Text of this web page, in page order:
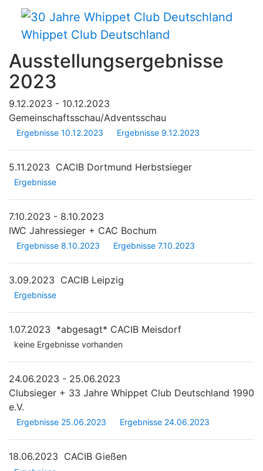
Whippet Club Deutschland
Ausstellungsergebnisse
2023
9.12.2023 - 10.12.2023
Gemeinschaftsschau/Adventsschau
Ergebnisse 10.12.2023 Ergebnisse 9.12.2023
5.11.2023 CACIB Dortmund Herbstsieger
Ergebnisse
7.10.2023 - 8.10.2023
IWC Jahressieger + CAC Bochum
Ergebnisse 8.10.2023 Ergebnisse 7.10.2023
3.09.2023 CACIB Leipzig
Ergebnisse
1.07.2023 *abgesagt* CACIB Meisdorf
keine Ergebnisse vorhanden
24.06.2023 - 25.06.2023
Clubsieger + 33 Jahre Whippet Club Deutschland 1990
e.V.
Ergebnisse 25.06.2023 Ergebnisse 24.06.2023
18.06.2023 CACIB Gießen